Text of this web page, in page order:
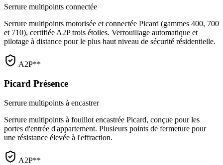
Serrure multipoints connectée
Serrure multipoints motorisée et connectée Picard (gammes 400, 700
et 710), certifiée A2P trois étoiles. Verrouillage automatique et
pilotage à distance pour le plus haut niveau de sécurité résidentielle.
A2P**
Picard Présence
Serrure multipoints à encastrer
Serrure multipoints à fouillot encastrée Picard, conçue pour les
portes d'entrée d'appartement. Plusieurs points de fermeture pour
une résistance élevée à l'effraction.
A2P**